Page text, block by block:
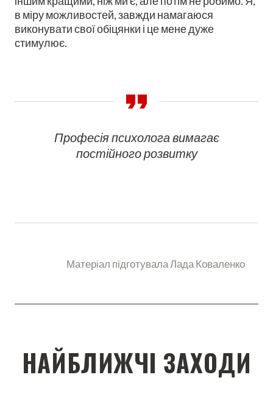
в міру можливостей, завжди намагаюся
виконувати свої обіцянки і це мене дуже
стимулює.
Професія психолога вимагає
постійного розвитку
Матеріал підготувала Лада Коваленко
НАЙБЛИЖЧІ ЗАХОДИ